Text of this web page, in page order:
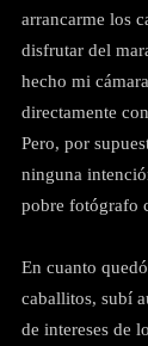
arrancarme los
disfrutar del
hecho mi
directamente
Pero, por
ninguna
pobre fotógrafo
En cuanto
caballitos, subí
de intereses de